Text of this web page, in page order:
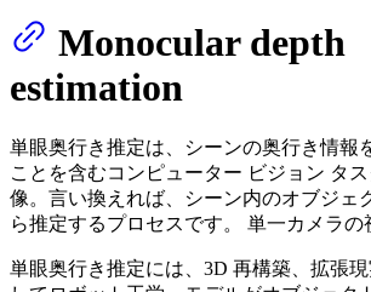
Monocular depth
estimation
単眼奥行き推定は、シーンの奥行き情報
ことを含むコンピューター ビジョン タ
像。言い換えれば、シーン内のオブジェ
ら推定するプロセスです。 単一カメラの
単眼奥行き推定には、3D 再構築、拡張